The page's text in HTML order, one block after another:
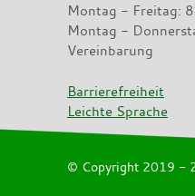
Montag - Freitag:
Montag -
Vereinbarung
Barrierefreiheit
Leichte Sprache
© Copyright 2019 -